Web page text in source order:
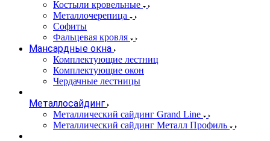
Костыли кровельные
Металлочерепица
Софиты
Фальцевая кровля
Мансардные окна
Комплектующие лестниц
Комплектующие окон
Чердачные лестницы
Металлосайдинг
Металлический сайдинг Grand Line
Металлический сайдинг Металл Профиль